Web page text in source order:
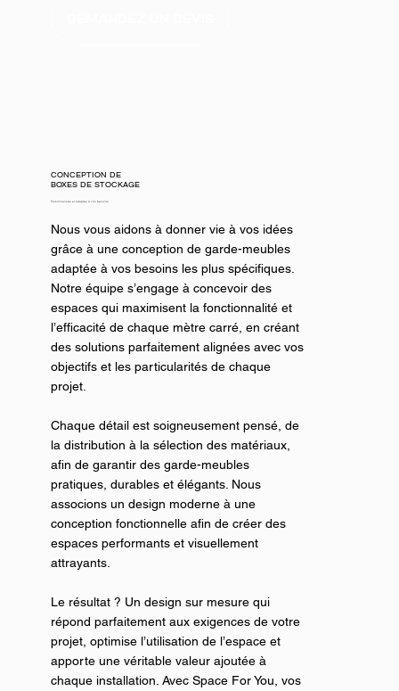
CONCEPTION DE
BOXES DE STOCKAGE
Personnalisée et adaptée à vos besoins
Nous vous aidons à donner vie à vos idées
grâce à une conception de garde-meubles
adaptée à vos besoins les plus spécifiques.
Notre équipe s’engage à concevoir des
espaces qui maximisent la fonctionnalité et
l’efficacité de chaque mètre carré, en créant
des solutions parfaitement alignées avec vos
objectifs et les particularités de chaque
projet.
Chaque détail est soigneusement pensé, de
la distribution à la sélection des matériaux,
afin de garantir des garde-meubles
pratiques, durables et élégants. Nous
associons un design moderne à une
conception fonctionnelle afin de créer des
espaces performants et visuellement
attrayants.
Le résultat ? Un design sur mesure qui
répond parfaitement aux exigences de votre
projet, optimise l’utilisation de l’espace et
apporte une véritable valeur ajoutée à
chaque installation. Avec Space For You, vos